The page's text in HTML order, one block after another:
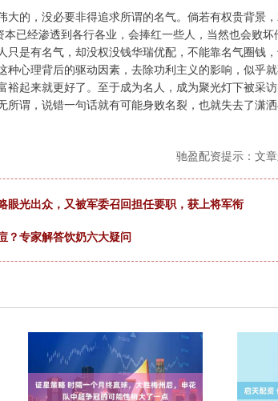
的，没必要非得追求所谓的名气。倘若有权贵背景
本已经渗透到各行各业，会捧红一些人，当然也会败
只是有名气，却没权没钱华瑞优配，不能靠名气圈钱
种心理背后的驱动因素，去除功利主义的影响，似乎
裕起来就更好了。至于成为名人，成为聚光灯下被采
谓，说错一句话就有可能身败名裂，也就失去了潇洒
驰盈配资提示：文
眼光出众，又被军委召回担任要职，获上将军衔
？专家解答饮奶六大疑问